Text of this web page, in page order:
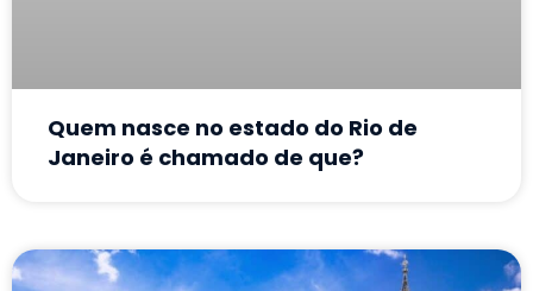
Quem nasce no estado do Rio de
Janeiro é chamado de que?